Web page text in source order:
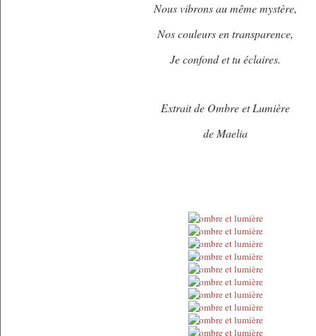
Nous vibrons au même mystère,
Nos couleurs en transparence,
Je confond et tu éclaires.
Extrait de Ombre et Lumière
de Maelia